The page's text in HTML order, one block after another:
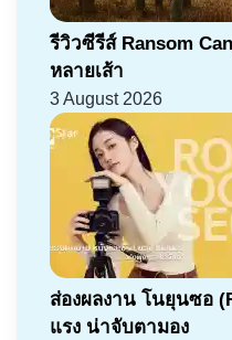
รีวิวซีรีส์ Ransom
หลายเส้า
3 August 2026
ส่องผลงาน โนยุนซอ
แรง น่าจับตามอง